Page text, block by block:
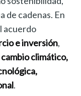
de cadenas. En
acuerdo
e inversión,
climático,
.